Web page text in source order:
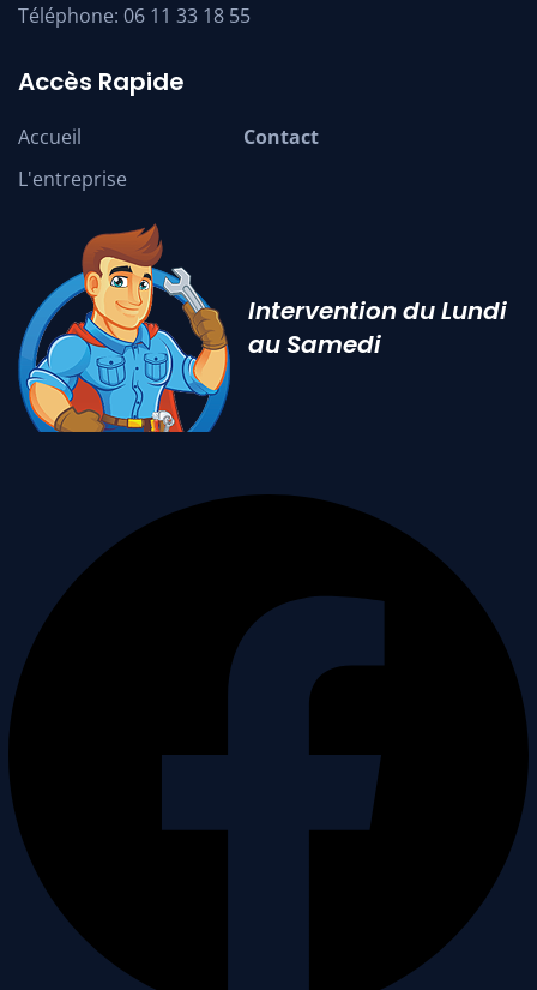
Téléphone: 06 11 33 18 55
Accès Rapide
Accueil
L'entreprise
Contact
Intervention du Lundi
au Samedi